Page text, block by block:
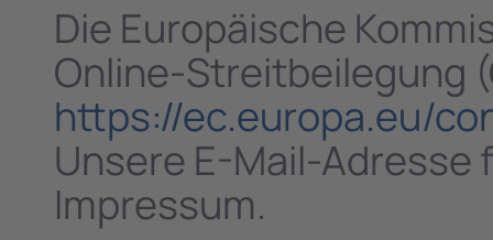
Die Europäische
Online-Streitbeilegung
https://ec.europa.eu/
Unsere E-Mail-Adresse
Impressum.